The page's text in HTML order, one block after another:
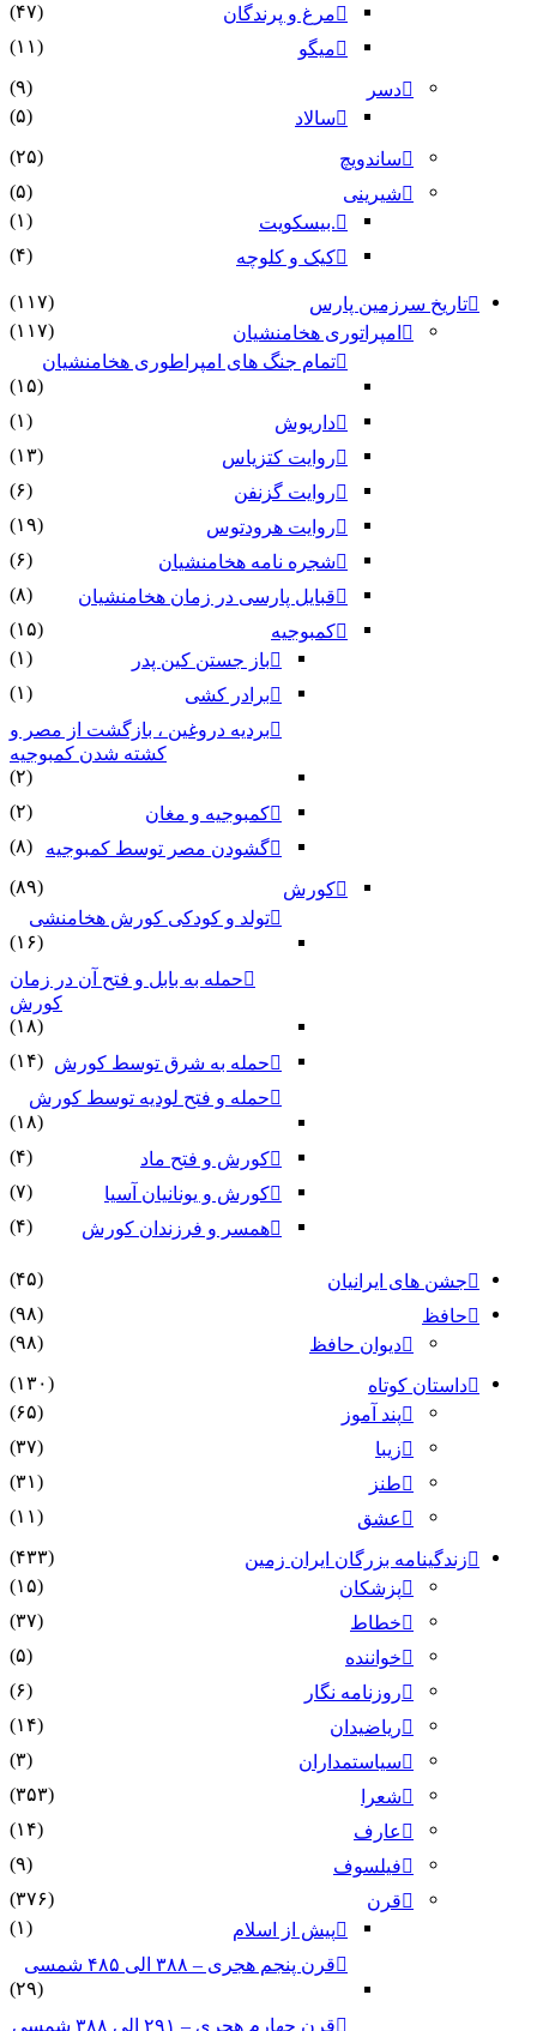
مرغ و پرندگان
(۴۷)
میگو
(۱۱)
دسر
(۹)
سالاد
(۵)
ساندویچ
(۲۵)
شیرینی
(۵)
.بیسکویت
(۱)
کیک و کلوچه
(۴)
تاریخ سرزمین پارس
(۱۱۷)
امپراتوری هخامنشیان
(۱۱۷)
تمام جنگ های امپراطوری هخامنشیان
(۱۵)
داریوش
(۱)
روایت کتزیاس
(۱۳)
روایت گزنفن
(۶)
روایت هرودتوس
(۱۹)
شجره نامه هخامنشیان
(۶)
قبایل پارسی در زمان هخامنشیان
(۸)
کمبوجیه
(۱۵)
باز جستن کین پدر
(۱)
برادر کشی
(۱)
بردیه دروغین ، بازگشت از مصر و
کشته شدن کمبوجیه
(۲)
کمبوجیه و مغان
(۲)
گشودن مصر توسط کمبوجیه
(۸)
کورش
(۸۹)
تولد و کودکی کورش هخامنشی
(۱۶)
حمله به بابل و فتح آن در زمان
کورش
(۱۸)
حمله به شرق توسط کورش (۱۴)
حمله و فتح لودیه توسط کورش
(۱۸)
کورش و فتح ماد
(۴)
کورش و یونانیان آسیا
(۷)
همسر و فرزندان کورش
(۴)
جشن های ایرانیان
(۴۵)
حافظ
(۹۸)
دیوان حافظ
(۹۸)
داستان کوتاه
(۱۳۰)
پند آموز
(۶۵)
زیبا
(۳۷)
طنز
(۳۱)
عشق
(۱۱)
زندگینامه بزرگان ایران زمین
(۴۳۳)
پزشکان
(۱۵)
خطاط
(۳۷)
خواننده
(۵)
روزنامه نگار
(۶)
ریاضیدان
(۱۴)
سیاستمداران
(۳)
شعرا
(۳۵۳)
عارف
(۱۴)
فیلسوف
(۹)
قرن
(۳۷۶)
پیش از اسلام
(۱)
قرن پنجم هجری – ۳۸۸ الی ۴۸۵ شمسی
(۲۹)
قرن چهارم هجری – ۲۹۱ الی ۳۸۸ شمسی